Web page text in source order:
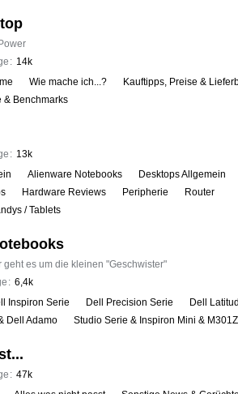
14k
Wie mache ich...?
Kauftipps, Preise &
& Benchmarks
13k
Alienware Notebooks
Desktops Allgemein
Hardware Reviews Peripherie
Router
/ Tablets
geht es um die kleinen "Geschwister"
6,4k
Inspiron Serie Dell Precision Serie
Dell
Dell Adamo
Studio Serie & Inspiron Mini & M301Z
47k